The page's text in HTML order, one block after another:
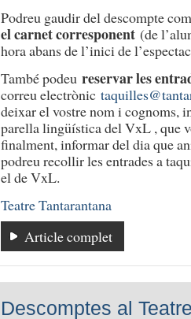
Podreu gaudir del descompte
el carnet corresponent(de
hora abans de l’inici de
També podeu reservar les
correu electrònic
deixar el vostre nom i cognoms,
parella lingüística del VxL , que
finalment, informar del dia que
podreu recollir les entrades a
el de VxL.
Teatre Tantarantana
Article complet
Descomptes al